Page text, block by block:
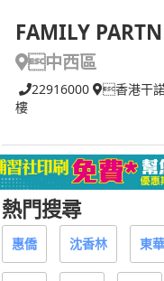
FAMILY
中西區
22916000
香港干
樓
熱門搜尋
惠僑 沈香林 東